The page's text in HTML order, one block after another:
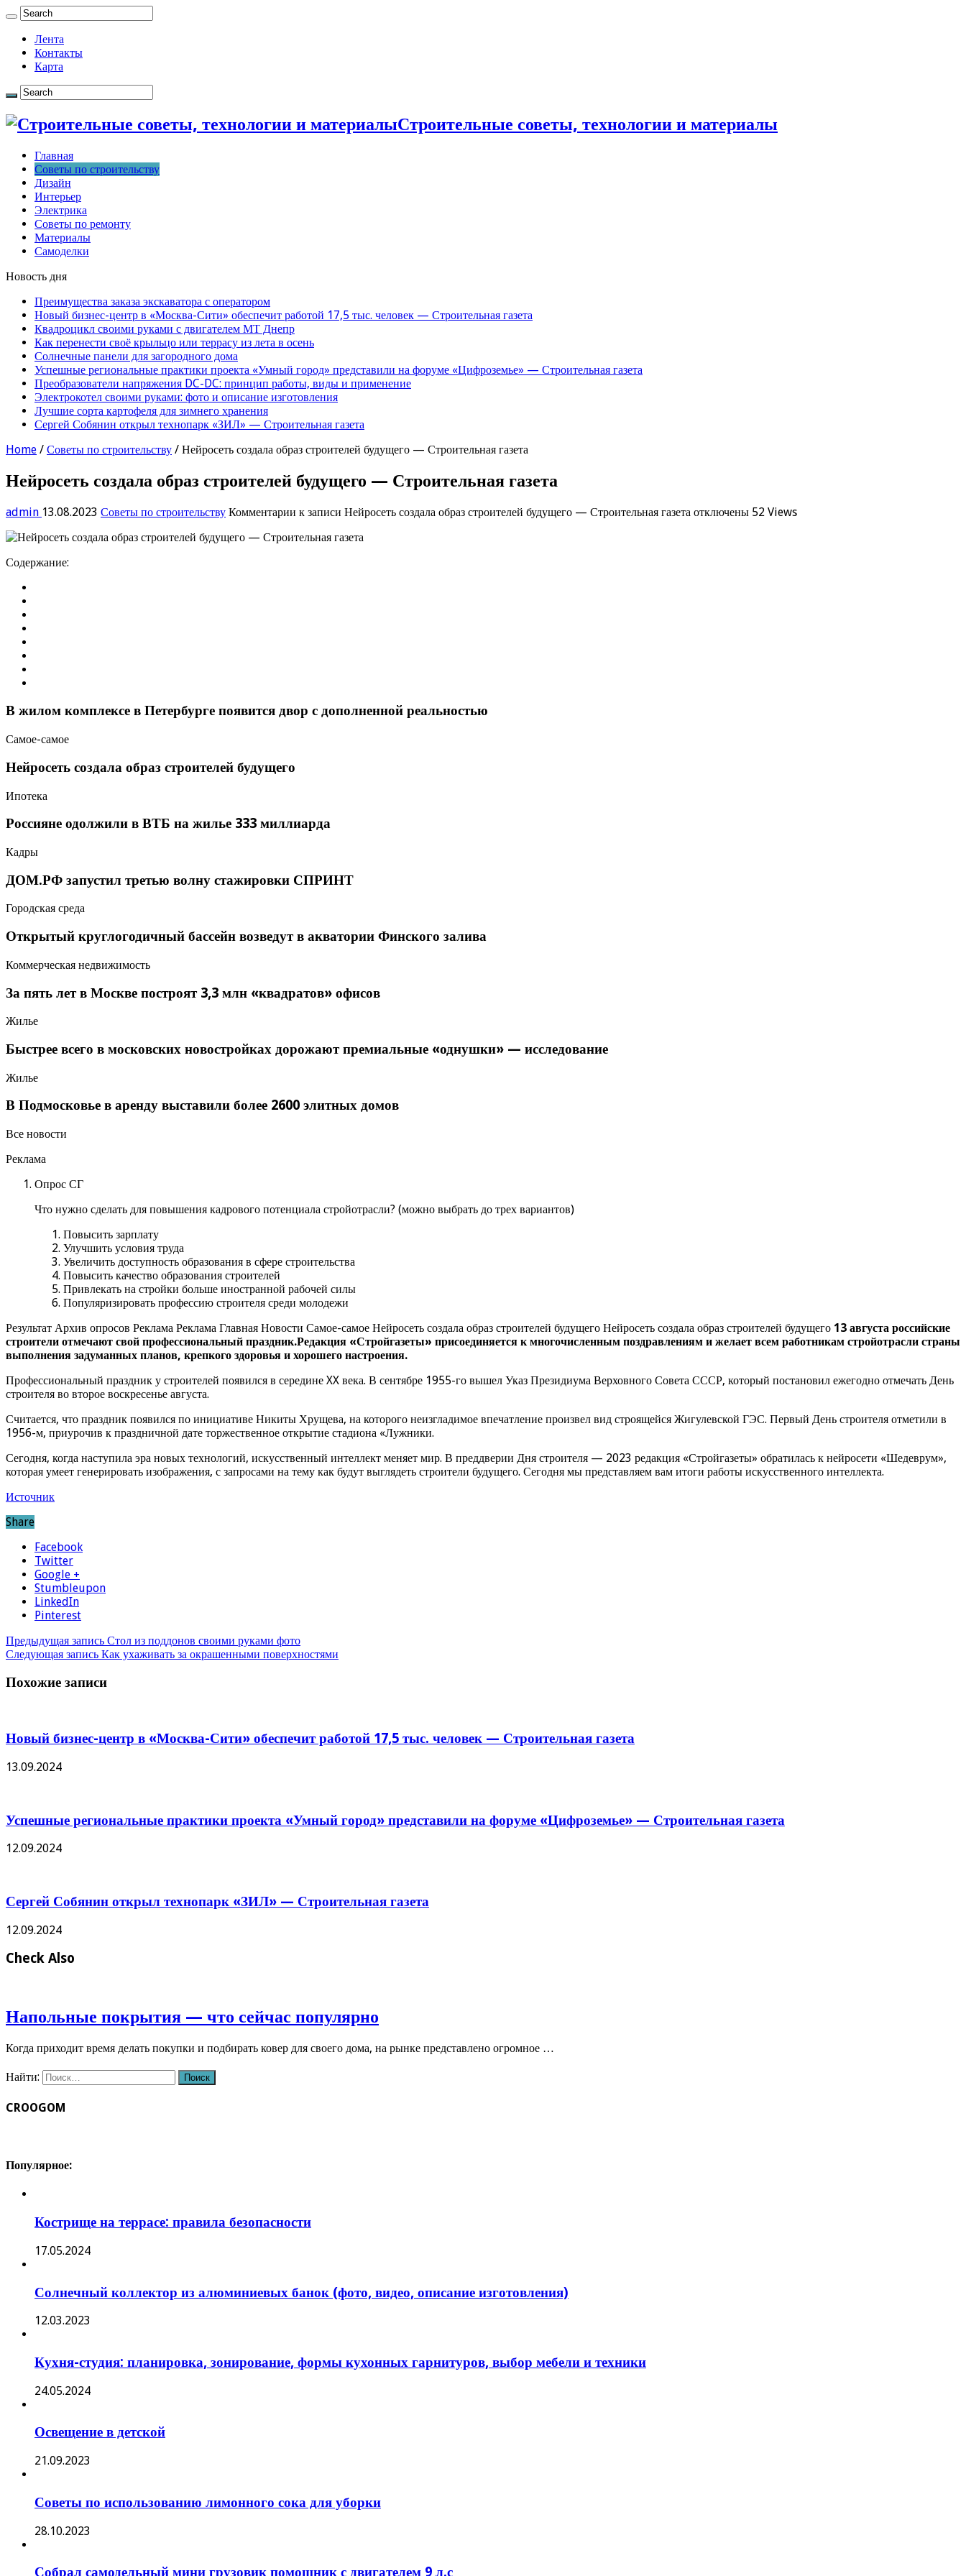
Лента
Контакты
Карта
Строительные советы, технологии и материалы
Главная
Советы по строительству
Дизайн
Интерьер
Электрика
Советы по ремонту
Материалы
Самоделки
Новость дня
Преимущества заказа экскаватора с оператором
Новый бизнес-центр в «Москва-Сити» обеспечит работой 17,5 тыс. человек — Строительная газета
Квадроцикл своими руками с двигателем МТ Днепр
Как перенести своё крыльцо или террасу из лета в осень
Солнечные панели для загородного дома
Успешные региональные практики проекта «Умный город» представили на форуме «Цифроземье» — Строительная газета
Преобразователи напряжения DC-DC: принцип работы, виды и применение
Электрокотел своими руками: фото и описание изготовления
Лучшие сорта картофеля для зимнего хранения
Сергей Собянин открыл технопарк «ЗИЛ» — Строительная газета
Home / Советы по строительству / Нейросеть создала образ строителей будущего — Строительная газета
Нейросеть создала образ строителей будущего — Строительная газета
admin 13.08.2023 Советы по строительству Комментарии к записи Нейросеть создала образ строителей будущего — Строительная газета отключены 52 Views
Содержание:
В жилом комплексе в Петербурге появится двор с дополненной реальностью
Самое-самое
Нейросеть создала образ строителей будущего
Ипотека
Россияне одолжили в ВТБ на жилье 333 миллиарда
Кадры
ДОМ.РФ запустил третью волну стажировки СПРИНТ
Городская среда
Открытый круглогодичный бассейн возведут в акватории Финского залива
Коммерческая недвижимость
За пять лет в Москве построят 3,3 млн «квадратов» офисов
Жилье
Быстрее всего в московских новостройках дорожают премиальные «однушки» — исследование
Жилье
В Подмосковье в аренду выставили более 2600 элитных домов
Все новости
Реклама
Опрос СГ
Что нужно сделать для повышения кадрового потенциала стройотрасли? (можно выбрать до трех вариантов)
Повысить зарплату
Улучшить условия труда
Увеличить доступность образования в сфере строительства
Повысить качество образования строителей
Привлекать на стройки больше иностранной рабочей силы
Популяризировать профессию строителя среди молодежи
Результат Архив опросов Реклама Реклама Главная Новости Самое-самое Нейросеть создала образ строителей будущего Нейросеть создала образ строителей будущего 13 августа российские
строители отмечают свой профессиональный праздник.Редакция «Стройгазеты» присоединяется к многочисленным поздравлениям и желает всем работникам стройотрасли страны
выполнения задуманных планов, крепкого здоровья и хорошего настроения.
Профессиональный праздник у строителей появился в середине XX века. В сентябре 1955-го вышел Указ Президиума Верховного Совета СССР, который постановил ежегодно отмечать День
строителя во второе воскресенье августа.
Считается, что праздник появился по инициативе Никиты Хрущева, на которого неизгладимое впечатление произвел вид строящейся Жигулевской ГЭС. Первый День строителя отметили в
1956-м, приурочив к праздничной дате торжественное открытие стадиона «Лужники.
Сегодня, когда наступила эра новых технологий, искусственный интеллект меняет мир. В преддверии Дня строителя — 2023 редакция «Стройгазеты» обратилась к нейросети «Шедеврум»,
которая умеет генерировать изображения, с запросами на тему как будут выглядеть строители будущего. Сегодня мы представляем вам итоги работы искусственного интеллекта.
Источник
Share
Facebook
Twitter
Google +
Stumbleupon
LinkedIn
Pinterest
Предыдущая запись Стол из поддонов своими руками фото
Следующая запись Как ухаживать за окрашенными поверхностями
Похожие записи
Новый бизнес-центр в «Москва-Сити» обеспечит работой 17,5 тыс. человек — Строительная газета
13.09.2024
Успешные региональные практики проекта «Умный город» представили на форуме «Цифроземье» — Строительная газета
12.09.2024
Сергей Собянин открыл технопарк «ЗИЛ» — Строительная газета
12.09.2024
Check Also
Напольные покрытия — что сейчас популярно
Когда приходит время делать покупки и подбирать ковер для своего дома, на рынке представлено огромное …
Найти:
CROOGOM
Популярное:
Кострище на террасе: правила безопасности
17.05.2024
Солнечный коллектор из алюминиевых банок (фото, видео, описание изготовления)
12.03.2023
Кухня-студия: планировка, зонирование, формы кухонных гарнитуров, выбор мебели и техники
24.05.2024
Освещение в детской
21.09.2023
Советы по использованию лимонного сока для уборки
28.10.2023
Собрал самодельный мини грузовик помощник с двигателем 9 л.с